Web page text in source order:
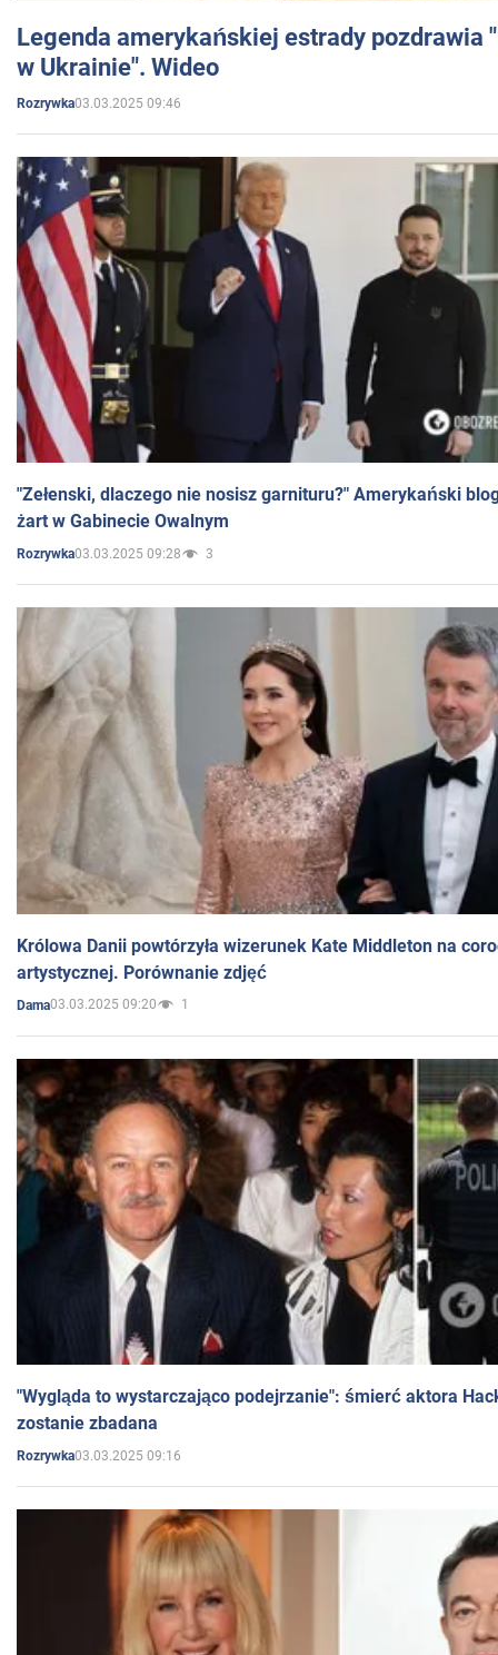
Legenda amerykańskiej estrady pozdrawia
w Ukrainie". Wideo
Rozrywka03.03.2025 09:46
"Zełenski, dlaczego nie nosisz garnituru?" Amerykański
żart w Gabinecie Owalnym
Rozrywka03.03.2025 09:28 3
Królowa Danii powtórzyła wizerunek Kate Middleton na
artystycznej. Porównanie zdjęć
Dama03.03.2025 09:20 1
"Wygląda to wystarczająco podejrzanie": śmierć aktora
zostanie zbadana
Rozrywka03.03.2025 09:16